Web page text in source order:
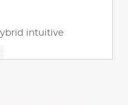
intuitive